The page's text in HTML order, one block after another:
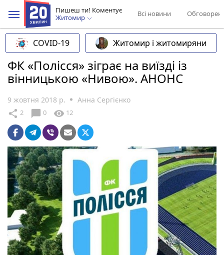
Пишеш ти! Коментує
Житомир
Всі новини
COVID-19 Житомир і житомиряни
ФК «Полісся» зіграє на виїзді із
вінницькою «Нивою». АНОНС
9 жовтня 2018 р. Анна Сергієнко
share 2 chat_bubble 0 visibility 12